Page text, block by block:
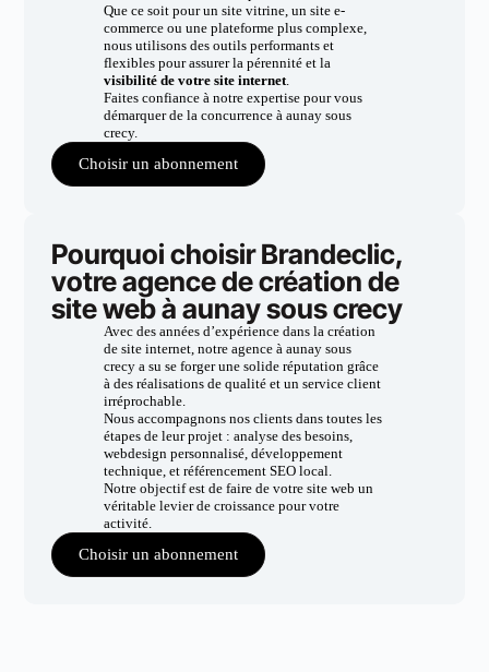
Que ce soit pour un site vitrine, un site e-
commerce ou une plateforme plus complexe,
nous utilisons des outils performants et
flexibles pour assurer la pérennité et la
visibilité de votre site internet.
Faites confiance à notre expertise pour vous
démarquer de la concurrence à aunay sous
crecy.
Choisir un abonnement
Pourquoi choisir Brandeclic,
votre agence de création de
site web à aunay sous crecy
Avec des années d’expérience dans la création
de site internet, notre agence à aunay sous
crecy a su se forger une solide réputation grâce
à des réalisations de qualité et un service client
irréprochable.
Nous accompagnons nos clients dans toutes les
étapes de leur projet : analyse des besoins,
webdesign personnalisé, développement
technique, et référencement SEO local.
Notre objectif est de faire de votre site web un
véritable levier de croissance pour votre
activité.
Choisir un abonnement